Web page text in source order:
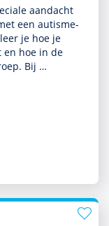
aan­dacht
een autisme­
je hoe je
en hoe in de
Bij …